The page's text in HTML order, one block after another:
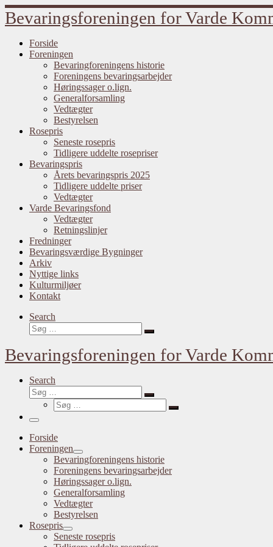
Fortsæt
til
Bevaringsforeningen for Varde
Forside
Foreningen
Bevaringforeningens historie
Foreningens bevaringsarbejder
Høringssager o.lign.
Generalforsamling
Vedtægter
Bestyrelsen
Rosepris
Seneste rosepris
Tidligere uddelte rosepriser
Bevaringspris
Årets bevaringspris 2025
Tidligere uddelte priser
Vedtægter
Varde Bevaringsfond
Vedtægter
Retningslinjer
Fredninger
Bevaringsværdige Bygninger
Arkiv
Nyttige links
Kulturmiljøer
Kontakt
Search
Søg
Søg
Bevaringsforeningen for Varde
Search
Søg
Søg
Søg
Søg
Menu
Forside
Foreningen
Bevaringforeningens historie
Foreningens bevaringsarbejder
Høringssager o.lign.
Generalforsamling
Vedtægter
Bestyrelsen
Rosepris
Seneste rosepris